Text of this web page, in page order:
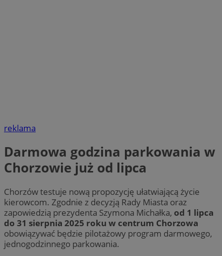
reklama
Darmowa godzina parkowania w
Chorzowie już od lipca
Chorzów testuje nową propozycję ułatwiającą życie
kierowcom. Zgodnie z decyzją Rady Miasta oraz
zapowiedzią prezydenta Szymona Michałka, od 1 lipca
do 31 sierpnia 2025 roku w centrum Chorzowa
obowiązywać będzie pilotażowy program darmowego,
jednogodzinnego parkowania.